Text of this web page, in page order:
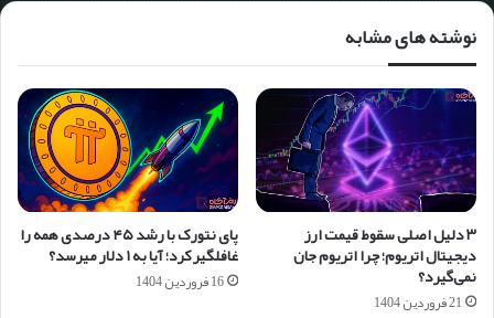
نوشته های مشابه
۳ دلیل اصلی سقوط قیمت ارز
دیجیتال اتریوم؛ چرا اتریوم جان
نمی‌گیرد؟
21 فروردین 1404
پای نتورک با رشد ۴۵ درصدی همه را
غافلگیر کرد؛ آیا به ۱ دلار می‎رسد؟
16 فروردین 1404